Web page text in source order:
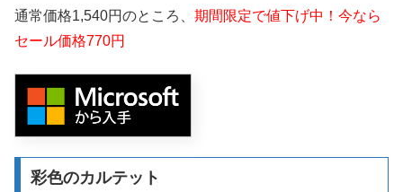
通常価格1,540円のところ、 期間限定で値下げ中！今なら
セール価格770円
彩色のカルテット